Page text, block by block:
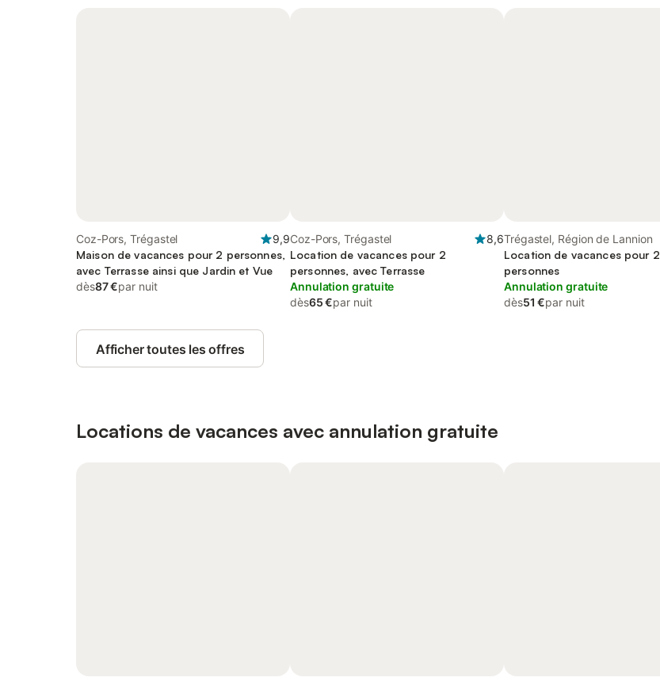
Coz-Pors, Trégastel
9,9
Maison de vacances pour 2 personnes,
avec Terrasse ainsi que Jardin et Vue
dès87 €par nuit
Coz-Pors, Trégastel
8,6
Location de vacances pour 2
personnes, avec Terrasse
Annulation gratuite
dès65 €par nuit
Trégastel, Région de Lannion
Location de vacances pour 2
personnes
Annulation gratuite
dès51 €par nuit
Afficher toutes les offres
Locations de vacances avec annulation gratuite